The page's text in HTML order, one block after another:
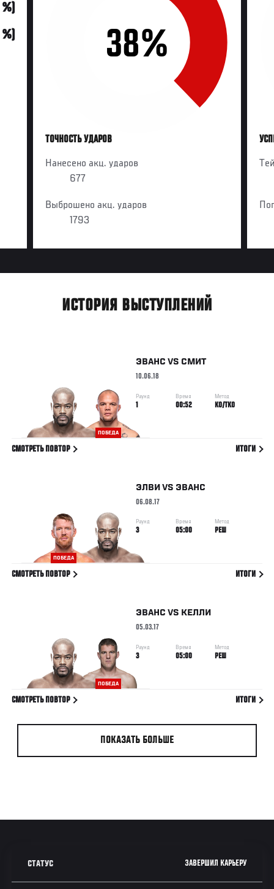
38%
ТОЧНОСТЬ УДАРОВ
Нанесено акц. ударов
677
Выброшено акц. ударов
1793
ИСТОРИЯ ВЫСТУПЛЕНИЙ
ПОБЕДА
ЭВАНС VS СМИТ
10.06.18
Раунд
1
Время
00:52
Метод
KO/TKO
СМОТРЕТЬ ПОВТОР ИТОГИ
ПОБЕДА
ЭЛВИ VS ЭВАНС
06.08.17
Раунд
3
Время
05:00
Метод
РЕШ
СМОТРЕТЬ ПОВТОР ИТОГИ
ПОБЕДА
ЭВАНС VS КЕЛЛИ
05.03.17
Раунд
3
Время
05:00
Метод
РЕШ
СМОТРЕТЬ ПОВТОР ИТОГИ
ПОКАЗАТЬ БОЛЬШЕ
СТАТУС ЗАВЕРШИЛ КАРЬЕРУ